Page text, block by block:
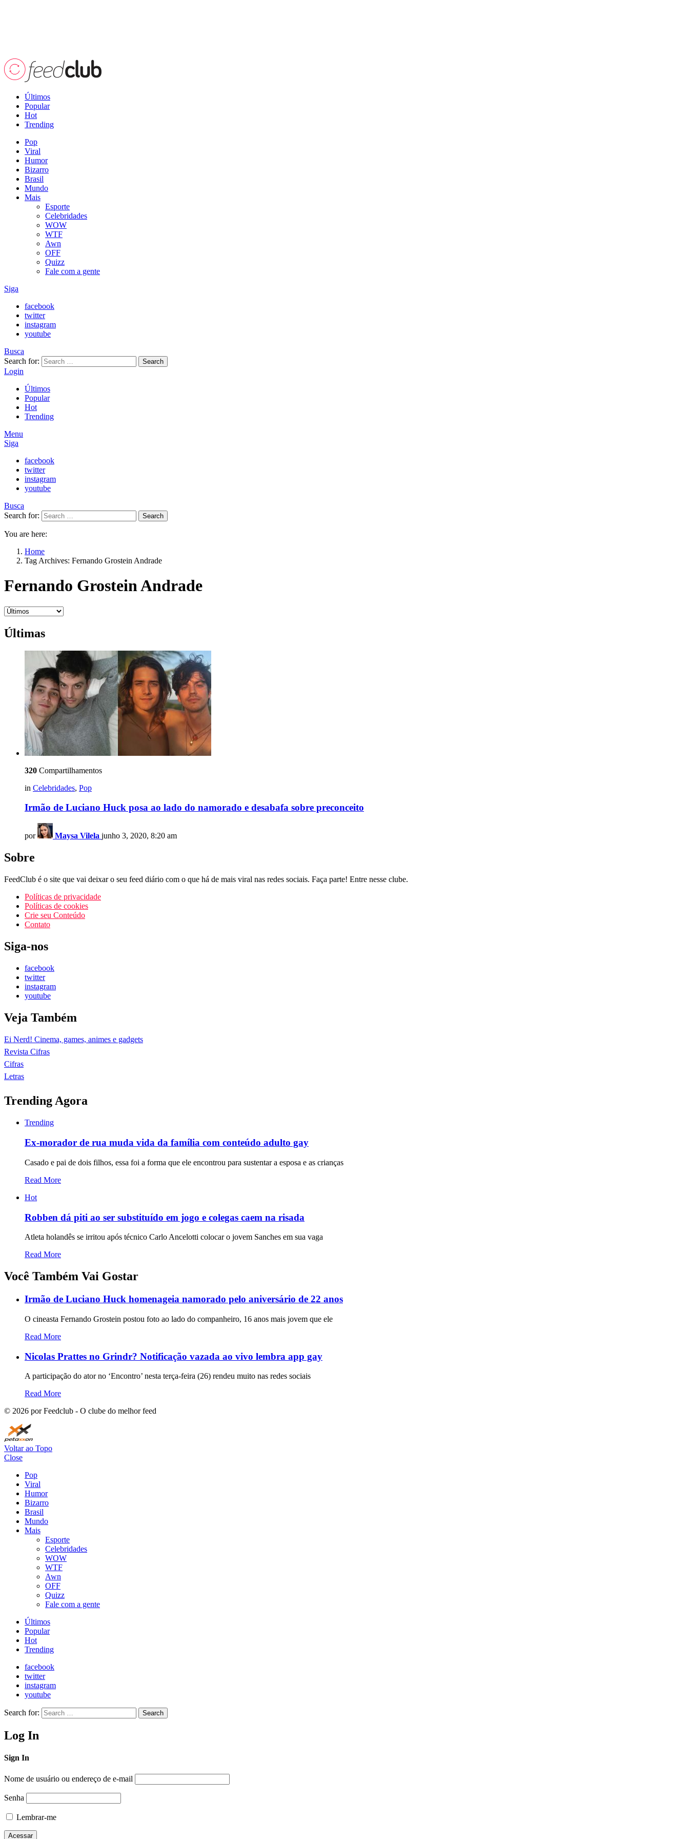
Últimos
Popular
Hot
Trending
Pop
Viral
Humor
Bizarro
Brasil
Mundo
Mais
Esporte
Celebridades
WOW
WTF
Awn
OFF
Quizz
Fale com a gente
Siga
facebook
twitter
instagram
youtube
Busca
Search for:
Search
Login
Últimos
Popular
Hot
Trending
Menu
Siga
facebook
twitter
instagram
youtube
Busca
Search for:
Search
You are here:
Home
Tag Archives: Fernando Grostein Andrade
Fernando Grostein Andrade
Últimas
320 Compartilhamentos
in Celebridades, Pop
Irmão de Luciano Huck posa ao lado do namorado e desabafa sobre preconceito
por Maysa Vilela junho 3, 2020, 8:20 am
Sobre
FeedClub é o site que vai deixar o seu feed diário com o que há de mais viral nas redes sociais. Faça parte! Entre nesse clube.
Políticas de privacidade
Políticas de cookies
Crie seu Conteúdo
Contato
Siga-nos
facebook
twitter
instagram
youtube
Veja Também
Ei Nerd! Cinema, games, animes e gadgets
Revista Cifras
Cifras
Letras
Trending Agora
Trending
Ex-morador de rua muda vida da família com conteúdo adulto gay
Casado e pai de dois filhos, essa foi a forma que ele encontrou para sustentar a esposa e as crianças
Read More
Hot
Robben dá piti ao ser substituído em jogo e colegas caem na risada
Atleta holandês se irritou após técnico Carlo Ancelotti colocar o jovem Sanches em sua vaga
Read More
Você Também Vai Gostar
Irmão de Luciano Huck homenageia namorado pelo aniversário de 22 anos
O cineasta Fernando Grostein postou foto ao lado do companheiro, 16 anos mais jovem que ele
Read More
Nicolas Prattes no Grindr? Notificação vazada ao vivo lembra app gay
A participação do ator no ‘Encontro’ nesta terça-feira (26) rendeu muito nas redes sociais
Read More
© 2026 por Feedclub - O clube do melhor feed
Voltar ao Topo
Close
Pop
Viral
Humor
Bizarro
Brasil
Mundo
Mais
Esporte
Celebridades
WOW
WTF
Awn
OFF
Quizz
Fale com a gente
Últimos
Popular
Hot
Trending
facebook
twitter
instagram
youtube
Search for: Search
Log In
Sign In
Nome de usuário ou endereço de e-mail
Senha
Lembrar-me